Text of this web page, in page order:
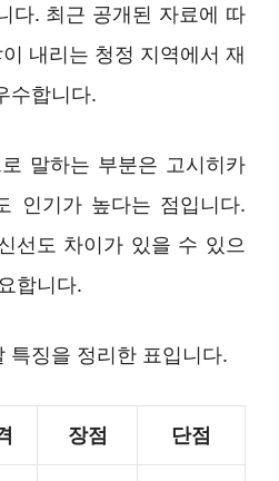
다. 최근 공개된 자료에 따
내리는 청정 지역에서 재
수합니다.
말하는 부분은 고시히카
인기가 높다는 점입니다.
선도 차이가 있을 수 있으
합니다.
특징을 정리한 표입니다.
장점 단점